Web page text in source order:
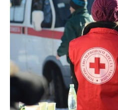
Война на Донбассе и в
Крыму
"ДНР"
"ЛНР"
Оккупация Крыма
Новости Крыма
Донбасс
Армия Украины
Пресс-релизы
Пресс-релизы